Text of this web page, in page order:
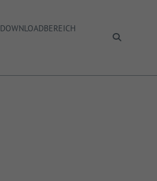
DOWNLOADBEREICH